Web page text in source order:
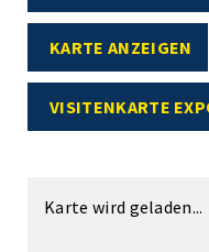
KARTE ANZEIGEN
VISITENKARTE
Karte wird geladen...